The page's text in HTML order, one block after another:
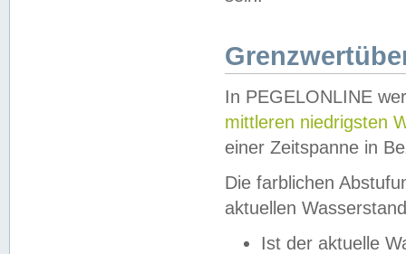
In PEGELONLINE
mittleren niedrigsten
einer Zeitspanne in
Die farblichen
aktuellen
Ist der aktuelle